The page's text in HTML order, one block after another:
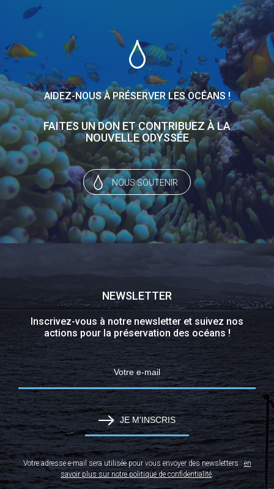
AIDEZ-NOUS À PRÉSERVER LES OCÉANS !
FAITES UN DON ET CONTRIBUEZ À LA
NOUVELLE ODYSSÉE
NOUS SOUTENIR
NEWSLETTER
Inscrivez-vous à notre newsletter et suivez nos
actions pour la préservation des océans !
JE M'INSCRIS
Votre adresse e-mail sera utilisée pour vous envoyer des newsletters :en
savoir plus sur notre politique de confidentialité